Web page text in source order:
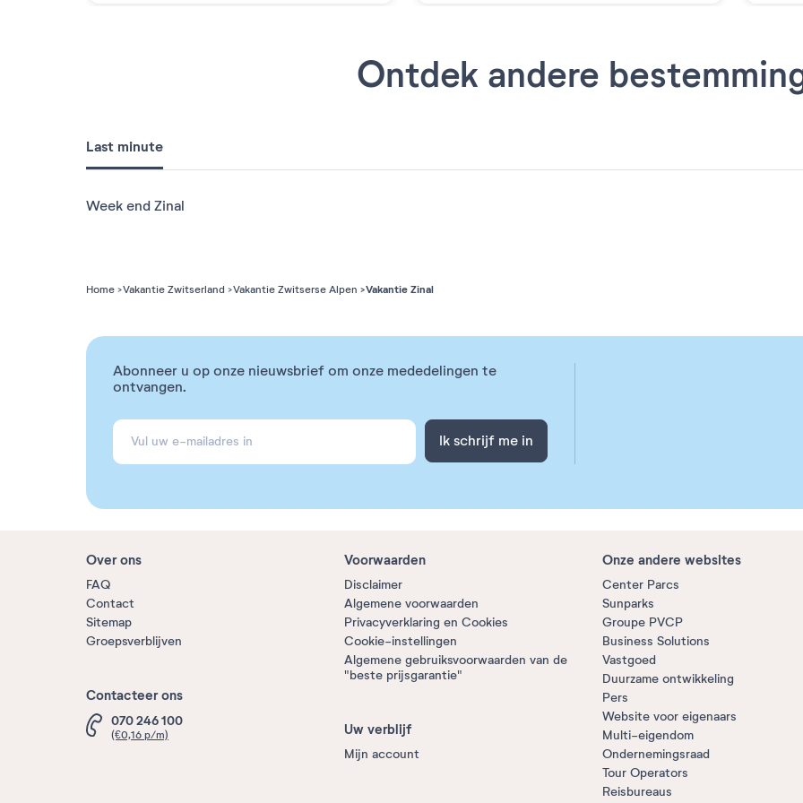
Ontdek andere
Last minute
Week end Zinal
Home Vakantie Zwitserland Vakantie Zwitserse Alpen Vakantie Zinal
Abonneer u op onze nieuwsbrief om onze mededelingen te
ontvangen.
Ik schrijf me in
Over ons
FAQ
Contact
Sitemap
Groepsverblijven
Contacteer ons
070 246 100
(€0,16 p/m)
Voorwaarden
Disclaimer
Algemene voorwaarden
Privacyverklaring en Cookies
Cookie-instellingen
Algemene gebruiksvoorwaarden van de
"beste prijsgarantie"
Uw verblijf
Mijn account
Onze andere websites
Center Parcs
Sunparks
Groupe PVCP
Business Solutions
Vastgoed
Duurzame ontwikkeling
Pers
Website voor eigenaars
Multi-eigendom
Ondernemingsraad
Tour Operators
Reisbureaus